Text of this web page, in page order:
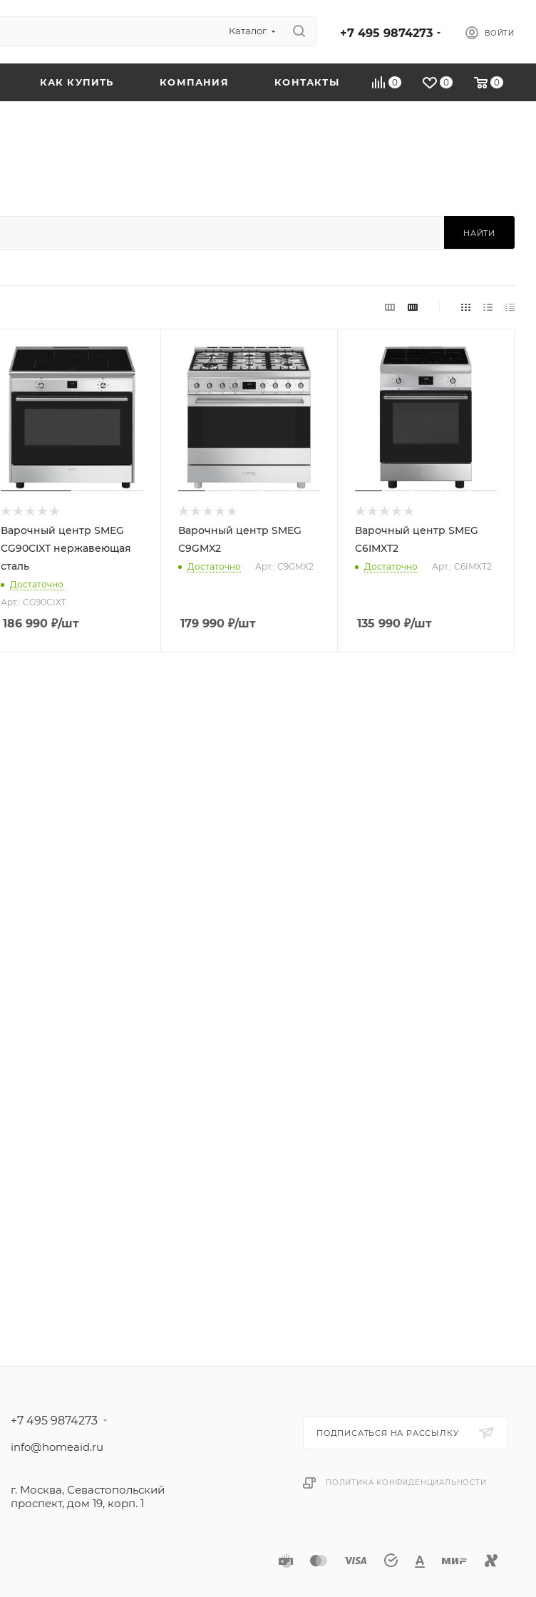
Каталог +7 495 9874273 ВОЙТИ
0 0 0
КАК КУПИТЬ КОМПАНИЯ КОНТАКТЫ
НАЙТИ
Варочный центр SMEG
CG90CIXT нержавеющая
сталь
Достаточно
Арт.: CG90CIXT
186 990 ₽/шт
Варочный центр SMEG
C9GMX2
Достаточно Арт.: C9GMX2
179 990₽/шт
Варочный центр SMEG
C6IMXT2
Достаточно Арт.: C6IMXT2
135 990₽/шт
+7 495 9874273
info@homeaid.ru
г. Москва, Севастопольский
проспект, дом 19, корп. 1
ПОДПИСАТЬСЯ НА РАССЫЛКУ
ПОЛИТИКА КОНФИДЕНЦИАЛЬНОСТИ